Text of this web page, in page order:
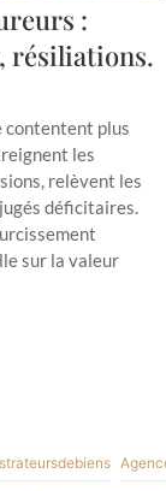
:
résiliations.
contentent plus
les
relèvent les
déficitaires.
sur la valeur